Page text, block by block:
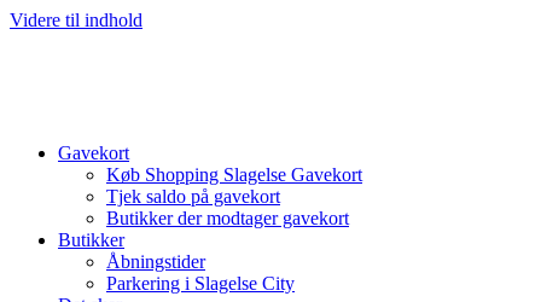
Videre til indhold
Gavekort
Køb Shopping Slagelse Gavekort
Tjek saldo på gavekort
Butikker der modtager gavekort
Butikker
Åbningstider
Parkering i Slagelse City